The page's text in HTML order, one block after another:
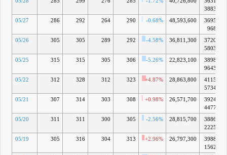
3883万
05/27
286 292 264 290 -0.68% 48,593,600
3695億
968万
05/26
305 305 289 292 -4.58% 36,811,300
3720億
5803万
05/25
315 315 305 306 -5.26% 22,823,100
3898億
9643万
05/22
312 328 312 323 +4.87% 28,863,800
4115億
5734万
05/21
307 314 303 308 +0.98% 26,571,700
3924億
4477万
05/20
311 311 300 305 -2.56% 28,815,700
3886億
2225万
05/19
305 316 304 313 +2.96% 26,797,300
3988億
1562万